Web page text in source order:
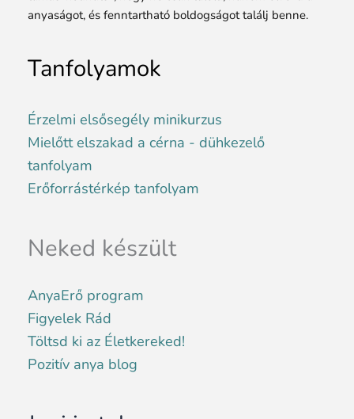
anyaságot, és fenntartható boldogságot találj benne.
Tanfolyamok
Érzelmi elsősegély minikurzus
Mielőtt elszakad a cérna - dühkezelő
tanfolyam
Erőforrástérkép tanfolyam
Neked készült
AnyaErő program
Figyelek Rád
Töltsd ki az Életkereked!
Pozitív anya blog